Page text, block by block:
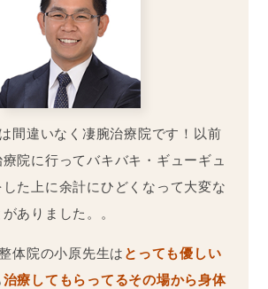
間違いなく凄腕治療院です！以前
院に行ってバキバキ・ギューギュ
た上に余計にひどくなって大変な
ありました。。
体院の小原先生は とっても優しい
治療してもらってるその場から身体